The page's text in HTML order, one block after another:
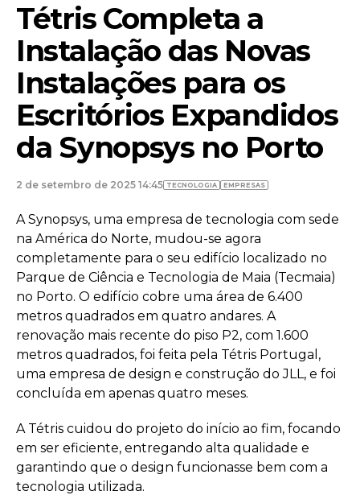
Tétris Completa a
Instalação das Novas
Instalações para os
Escritórios Expandidos
da Synopsys no Porto
2 de setembro de 2025 14:45 TECNOLOGIA EMPRESAS
A Synopsys, uma empresa de tecnologia com sede
na América do Norte, mudou-se agora
completamente para o seu edifício localizado no
Parque de Ciência e Tecnologia de Maia (Tecmaia)
no Porto. O edifício cobre uma área de 6.400
metros quadrados em quatro andares. A
renovação mais recente do piso P2, com 1.600
metros quadrados, foi feita pela Tétris Portugal,
uma empresa de design e construção do JLL, e foi
concluída em apenas quatro meses.
A Tétris cuidou do projeto do início ao fim, focando
em ser eficiente, entregando alta qualidade e
garantindo que o design funcionasse bem com a
tecnologia utilizada.